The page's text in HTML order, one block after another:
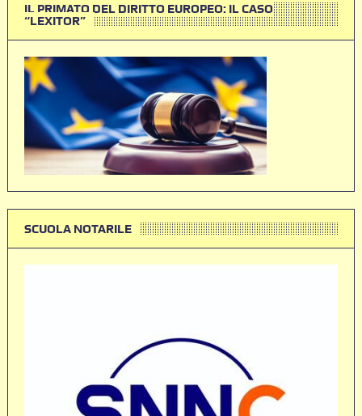
IL PRIMATO DEL DIRITTO EUROPEO: IL CASO
“LEXITOR”
SCUOLA NOTARILE